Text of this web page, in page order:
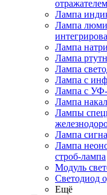
отражателем
Лампа
Лампа
Лампа
Лампа
Лампа
Лампа с
Лампа с
Лампа
Лампы
Лампа
Лампа
строб-лампа
Модуль
Светодиод
Ещё